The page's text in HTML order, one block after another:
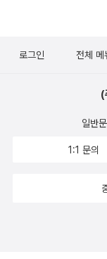
고 질러버렸다.[기
전에 남동생이 누나
기도 한 번 볼까 싶
'응 읽으면서 이런
건]도 나왔을 때 바
로그인 전체 메
(
일반
1:1 문의